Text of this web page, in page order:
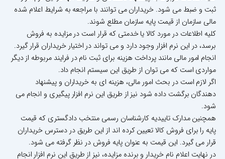
ثبت و ضبط می شود. خریداران می توانند با مراجعه به شرایط اعلام شده
مالی سازمان از قیمت پایه سازمان مطلع شوند.
کلیه اطلاعات در مورد کالا یا خدمتی که قرار است در مزایده به فروش
برسد، در این نرم افزار وجود دارد و می تواند در اختیار خریداران قرار گیرد.
انجام امور مالی مانند پرداخت هزینه برای ثبت نام در فرایند مربوطه از دیگر
مواردی است که می توان از طریق این سیستم انجام داد.
اگر لازم است در بحث امور مالی، هزینه ای به خریداران و پیشنهاد
دهندگان برگشت داده شود نیز از طریق این نرم افزار پیگیری و انجام می
شود.
همچنین مدارک تاییدیه کارشناسان رسمی منتخب دادگستری که قیمت
پایه را برای فروش کالا تعیین کرده اند از این طریق در دسترس خریداران
قرار می گیرد. این قیمت به عنوان پایه فروش در نظر گرفته می شود.
در نهایت اعلام نام خریدار و برنده مزایده، نیز از طریق این نرم افزار انجام